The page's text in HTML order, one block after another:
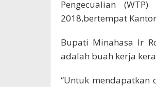
Pengecualian
2018,bertempat
Bupati Minahasa Ir
adalah buah kerja
“Untuk mendapatkan